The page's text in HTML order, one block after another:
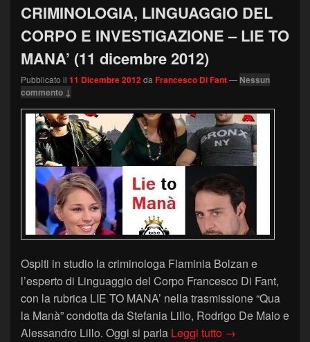
CRIMINOLOGIA, LINGUAGGIO DEL
CORPO E INVESTIGAZIONE – LIE TO
MANA’ (11 dicembre 2012)
Pubblicato il 11 Dicembre 2012da Francesco Di Fant— Nessun
commento ↓
Ospiti in studio la criminologa Flaminia Bolzan e
l’esperto di Linguaggio del Corpo Francesco Di Fant,
con la rubrica LIE TO MANA’ nella trasmissione “Qua
la Manà” condotta da Stefania Lillo, Rodrigo De Maio e
Alessandro Lillo. Oggi si parla Leggi tutto →